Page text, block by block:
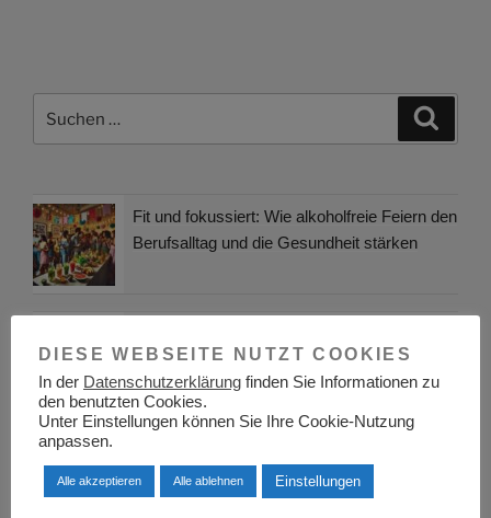
nach:
Fit und fokussiert: Wie alkoholfreie Feiern den
Berufsalltag und die Gesundheit stärken
vielfältige Karrieren hinter der Theke
Freiburg setzt auf Vernetzung von
Wissenschaft und Berufspraxis
DIESE WEBSEITE NUTZT COOKIES
In der Datenschutzerklärung finden Sie Informationen zu
den benutzten Cookies.
Unter Einstellungen können Sie Ihre Cookie-Nutzung
anpassen.
Alle akzeptieren Alle ablehnen Einstellungen